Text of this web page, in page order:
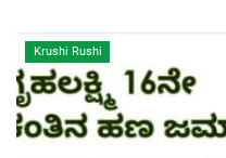
Krushi Rushi